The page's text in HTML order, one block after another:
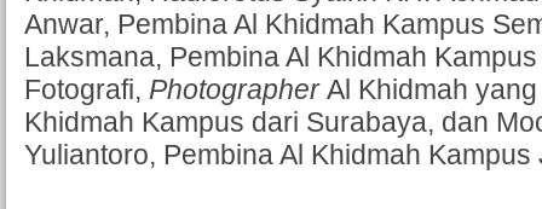
Anwar, Pembina Al Khidmah Kampus
Laksmana, Pembina Al Khidmah
Fotografi, PhotographerAl Khidmah
Khidmah Kampus dari Surabaya, dan
Yuliantoro, Pembina Al Khidmah Kampus